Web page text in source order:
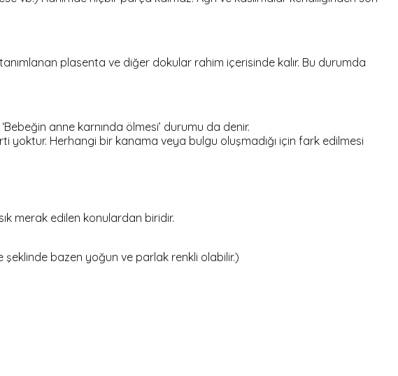
plasenta ve diğer dokular rahim içerisinde kalır. Bu durumda
anne karnında ölmesi’ durumu da denir.
Herhangi bir kanama veya bulgu oluşmadığı için fark edilmesi
merak edilen konulardan biridir.
bazen yoğun ve parlak renkli olabilir.)